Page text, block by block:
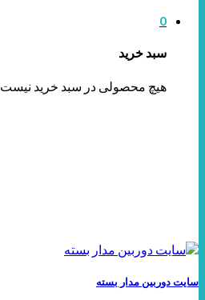
0
سبد خرید
هیچ محصولی در سبد خرید نیست.
سایت دوربین مدار بسته